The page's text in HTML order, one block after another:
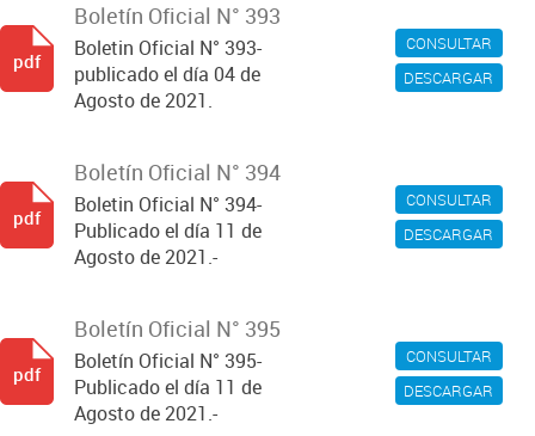
CONSULTAR
DESCARGAR
Boletín Oficial N° 393
Boletin Oficial N° 393-
publicado el día 04 de
Agosto de 2021.
pdf
CONSULTAR
DESCARGAR
Boletín Oficial N° 394
Boletin Oficial N° 394-
Publicado el día 11 de
Agosto de 2021.-
pdf
CONSULTAR
DESCARGAR
Boletín Oficial N° 395
Boletín Oficial N° 395-
Publicado el día 11 de
Agosto de 2021.-
pdf